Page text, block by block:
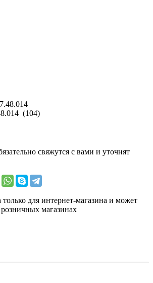
(104)
свяжутся с вами и уточнят
для интернет-магазина и может
магазинах